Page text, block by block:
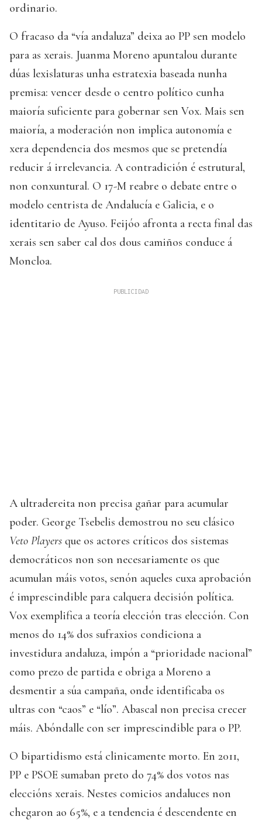
ordinario.
O fracaso da “vía andaluza” deixa ao PP sen modelo
para as xerais. Juanma Moreno apuntalou durante
dúas lexislaturas unha estratexia baseada nunha
premisa: vencer desde o centro político cunha
maioría suficiente para gobernar sen Vox. Mais sen
maioría, a moderación non implica autonomía e
xera dependencia dos mesmos que se pretendía
reducir á irrelevancia. A contradición é estrutural,
non conxuntural. O 17-M reabre o debate entre o
modelo centrista de Andalucía e Galicia, e o
identitario de Ayuso. Feijóo afronta a recta final das
xerais sen saber cal dos dous camiños conduce á
Moncloa.
A ultradereita non precisa gañar para acumular
poder. George Tsebelis demostrou no seu clásico
Veto Players que os actores críticos dos sistemas
democráticos non son necesariamente os que
acumulan máis votos, senón aqueles cuxa aprobación
é imprescindible para calquera decisión política.
Vox exemplifica a teoría elección tras elección. Con
menos do 14% dos sufraxios condiciona a
investidura andaluza, impón a “prioridade nacional”
como prezo de partida e obriga a Moreno a
desmentir a súa campaña, onde identificaba os
ultras con “caos” e “lío”. Abascal non precisa crecer
máis. Abóndalle con ser imprescindible para o PP.
O bipartidismo está clinicamente morto. En 2011,
PP e PSOE sumaban preto do 74% dos votos nas
eleccións xerais. Nestes comicios andaluces non
chegaron ao 65%, e a tendencia é descendente en